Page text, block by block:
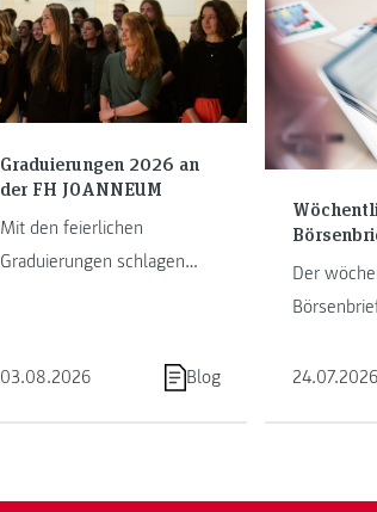
Graduierungen 2026 an
der FH JOANNEUM
Mit den feierlichen
Graduierungen schlagen
Absolvent:innen auf. Die FH
03.08.2026 Blog
Der
24.07.2026